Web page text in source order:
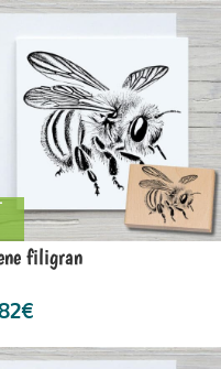
filigran
€